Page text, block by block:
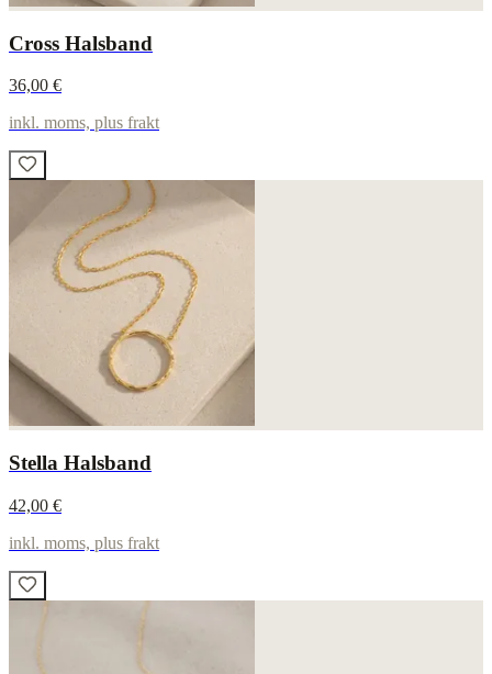
Cross Halsband
36,00 €
inkl. moms, plus frakt
Stella Halsband
42,00 €
inkl. moms, plus frakt